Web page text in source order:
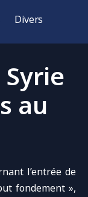
Divers
Syrie
au
l’entrée de
fondement »,